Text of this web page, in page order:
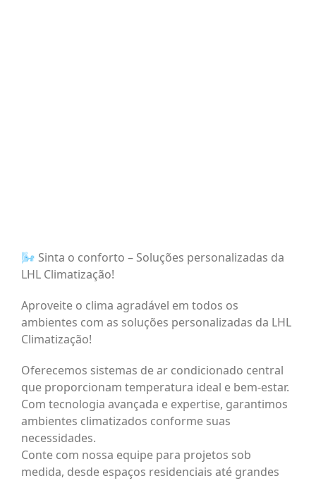
🌬️ Sinta o conforto – Soluções personalizadas da
LHL Climatização!
Aproveite o clima agradável em todos os
ambientes com as soluções personalizadas da LHL
Climatização!
Oferecemos sistemas de ar condicionado central
que proporcionam temperatura ideal e bem-estar.
Com tecnologia avançada e expertise, garantimos
ambientes climatizados conforme suas
necessidades.
Conte com nossa equipe para projetos sob
medida, desde espaços residenciais até grandes